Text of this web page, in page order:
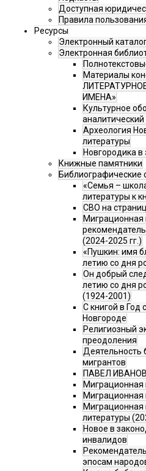
Доступная
Правила
Ресурсы
Электронный
Электронная
Материалы
ИМЕНА»
Культурное
аналитический
Археология
литературы
Новгородика
Книжные памятники
Библиографические
«Семья –
литературы к
СВО на
Миграционная
(2024-2025 гг.)
«Пушкин: имя
летию со дня
Он добрый
летию со дня
(1924-2001)
С книгой в Год
Новгороде
Религиозный
преодоления
Деятельность
мигрантов
ПАВЕЛ
Миграционная
Миграционная
Миграционная
литературы
Новое в
инвалидов
эпосам